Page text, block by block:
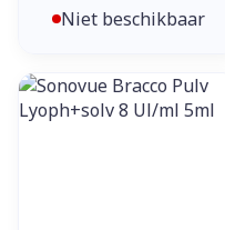
Niet beschikbaar